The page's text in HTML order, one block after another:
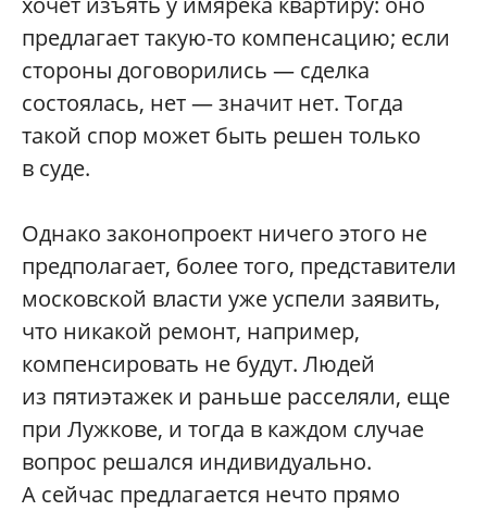
предлагает такую-то компенсацию; если
стороны договорились — сделка
состоялась, нет — значит нет. Тогда
такой спор может быть решен только
в суде.
Однако законопроект ничего этого не
предполагает, более того, представители
московской власти уже успели заявить,
что никакой ремонт, например,
компенсировать не будут. Людей
из пятиэтажек и раньше расселяли, еще
при Лужкове, и тогда в каждом случае
вопрос решался индивидуально.
А сейчас предлагается нечто прямо